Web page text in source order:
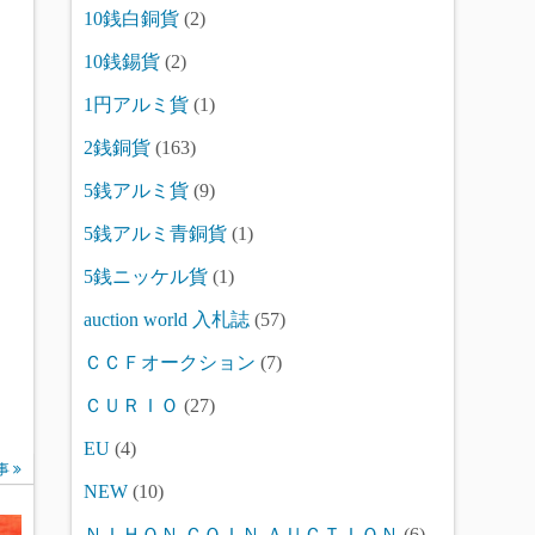
10銭白銅貨 (2)
10銭錫貨 (2)
1円アルミ貨 (1)
2銭銅貨 (163)
5銭アルミ貨 (9)
5銭アルミ青銅貨 (1)
5銭ニッケル貨 (1)
auction world 入札誌 (57)
ＣＣＦオークション (7)
ＣＵＲＩＯ (27)
EU (4)
NEW (10)